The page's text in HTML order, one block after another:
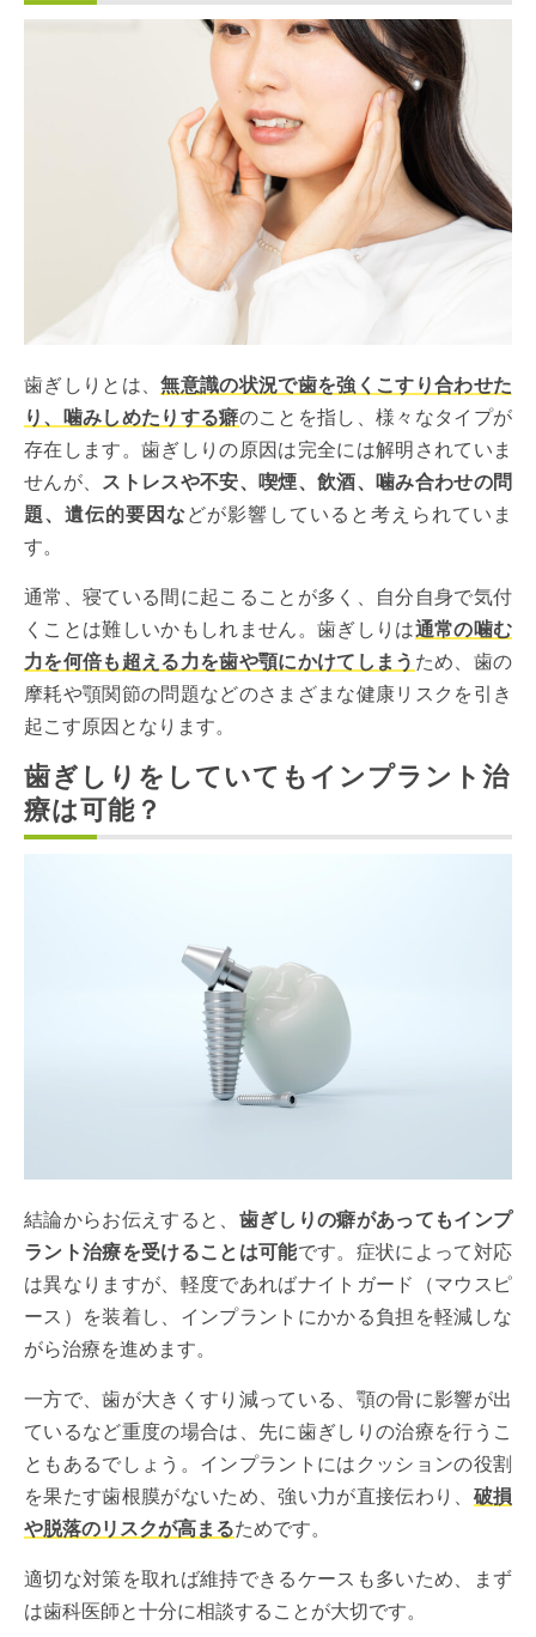
歯ぎしりとは、無意識の状況で歯を強くこすり合わせた
り、噛みしめたりする癖のことを指し、様々なタイプが
存在します。歯ぎしりの原因は完全には解明されていま
せんが、 ストレスや不安、喫煙、飲酒、噛み合わせの問
題、遺伝的要因などが影響していると考えられていま
す。
通常、寝ている間に起こることが多く、自分自身で気付
くことは難しいかもしれません。歯ぎしりは通常の噛む
力を何倍も超える力を歯や顎にかけてしまう ため、歯の
摩耗や顎関節の問題などのさまざまな健康リスクを引き
起こす原因となります。
歯ぎしりをしていてもインプラント治
療は可能？
結論からお伝えすると、 歯ぎしりの癖があってもインプ
ラント治療を受けることは可能です。症状によって対応
は異なりますが、軽度であればナイトガード（マウスピ
ース）を装着し、インプラントにかかる負担を軽減しな
がら治療を進めます。
一方で、歯が大きくすり減っている、顎の骨に影響が出
ているなど重度の場合は、先に歯ぎしりの治療を行うこ
ともあるでしょう。インプラントにはクッションの役割
を果たす歯根膜がないため、強い力が直接伝わり、 破損
や脱落のリスクが高まるためです。
適切な対策を取れば維持できるケースも多いため、まず
は歯科医師と十分に相談することが大切です。